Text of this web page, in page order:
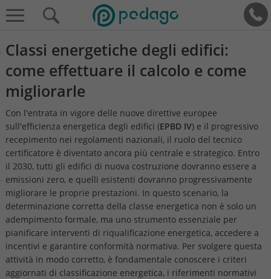
Classi energetiche degli edifici:
come effettuare il calcolo e come
migliorarle
Con l'entrata in vigore delle nuove direttive europee
sull'efficienza energetica degli edifici (EPBD IV) e il progressivo
recepimento nei regolamenti nazionali, il ruolo del tecnico
certificatore è diventato ancora più centrale e strategico. Entro
il 2030, tutti gli edifici di nuova costruzione dovranno essere a
emissioni zero, e quelli esistenti dovranno progressivamente
migliorare le proprie prestazioni. In questo scenario, la
determinazione corretta della classe energetica non è solo un
adempimento formale, ma uno strumento essenziale per
pianificare interventi di riqualificazione energetica, accedere a
incentivi e garantire conformità normativa. Per svolgere questa
attività in modo corretto, è fondamentale conoscere i criteri
aggiornati di classificazione energetica, i riferimenti normativi